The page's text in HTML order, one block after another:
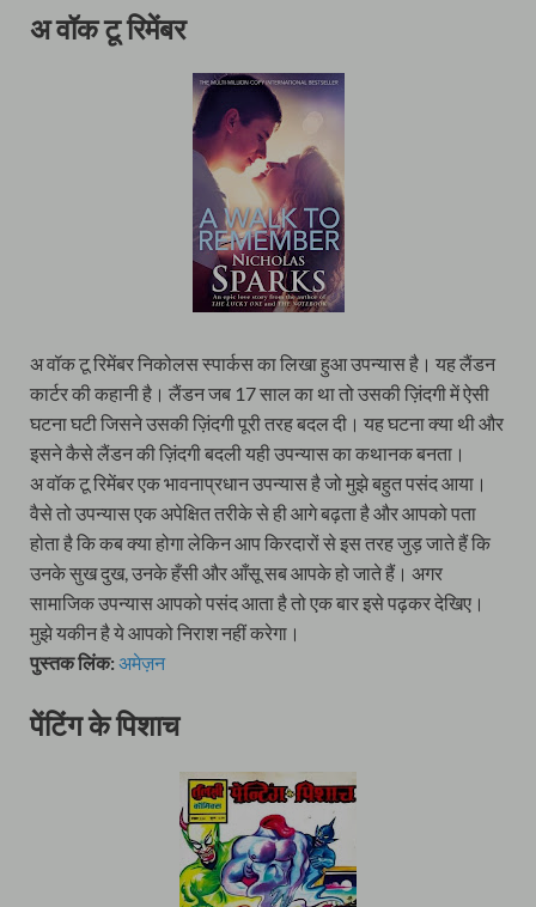
अ वॉक टू रिमेंबर
अ वॉक टू रिमेंबर निकोलस स्पार्कस का लिखा हुआ उपन्यास है। यह लैंडन
कार्टर की कहानी है। लैंडन जब 17 साल का था तो उसकी ज़िंदगी में ऐसी
घटना घटी जिसने उसकी ज़िंदगी पूरी तरह बदल दी। यह घटना क्या थी और
इसने कैसे लैंडन की ज़िंदगी बदली यही उपन्यास का कथानक बनता।
अ वॉक टू रिमेंबर एक भावनाप्रधान उपन्यास है जो मुझे बहुत पसंद आया।
वैसे तो उपन्यास एक अपेक्षित तरीके से ही आगे बढ़ता है और आपको पता
होता है कि कब क्या होगा लेकिन आप किरदारों से इस तरह जुड़ जाते हैं कि
उनके सुख दुख, उनके हँसी और आँसू सब आपके हो जाते हैं। अगर
सामाजिक उपन्यास आपको पसंद आता है तो एक बार इसे पढ़कर देखिए।
मुझे यकीन है ये आपको निराश नहीं करेगा।
पुस्तक लिंक:अमेज़न
पेंटिंग के पिशाच